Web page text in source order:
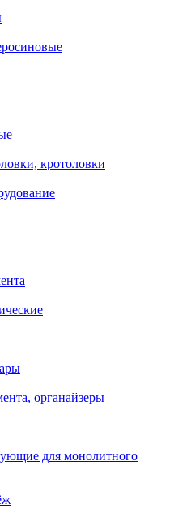
кротоловки
органайзеры
для монолитного